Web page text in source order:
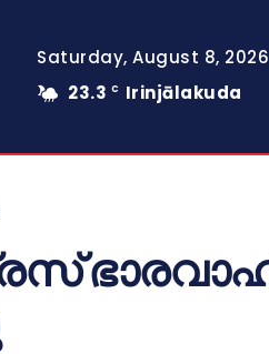
Saturday, August 8, 2026
23.3 C Irinjālakuda